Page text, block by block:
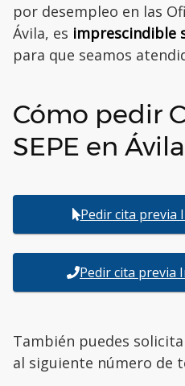
por desempleo en las
Ávila, es imprescindible
para que seamos
Cómo pedir
SEPE en Ávila
Pedir cita previa
Pedir cita previa
También puedes
al siguiente número de